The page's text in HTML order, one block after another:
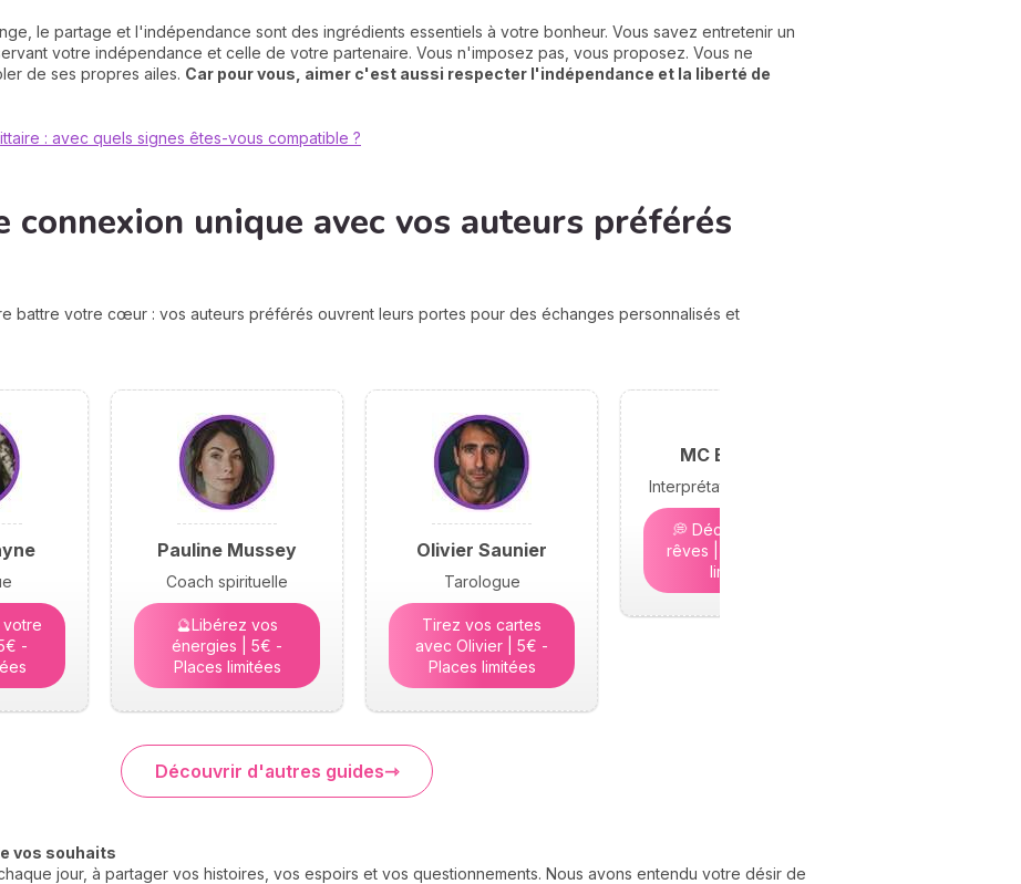
le partage et l'indépendance sont des ingrédients essentiels à votre bonheur. Vous savez entretenir un
votre indépendance et celle de votre partenaire. Vous n'imposez pas, vous proposez. Vous ne
de ses propres ailes. Car pour vous, aimer c'est aussi respecter l'indépendance et la liberté de
: avec quels signes êtes-vous compatible ?
connexion unique avec vos auteurs préférés
battre votre cœur : vos auteurs préférés ouvrent leurs portes pour des échanges personnalisés et
votre
-
Pauline Mussey
Coach spirituelle
🔮Libérez vos
énergies | 5€ -
Places limitées
Olivier Saunier
Tarologue
Tirez vos cartes
avec Olivier | 5€ -
Places limitées
MC Bramond
Interprétation des rêves
💭 Décryptez vos
rêves | 5€ - Places
limitées
Découvrir d'autres guides
vos souhaits
jour, à partager vos histoires, vos espoirs et vos questionnements. Nous avons entendu votre désir de